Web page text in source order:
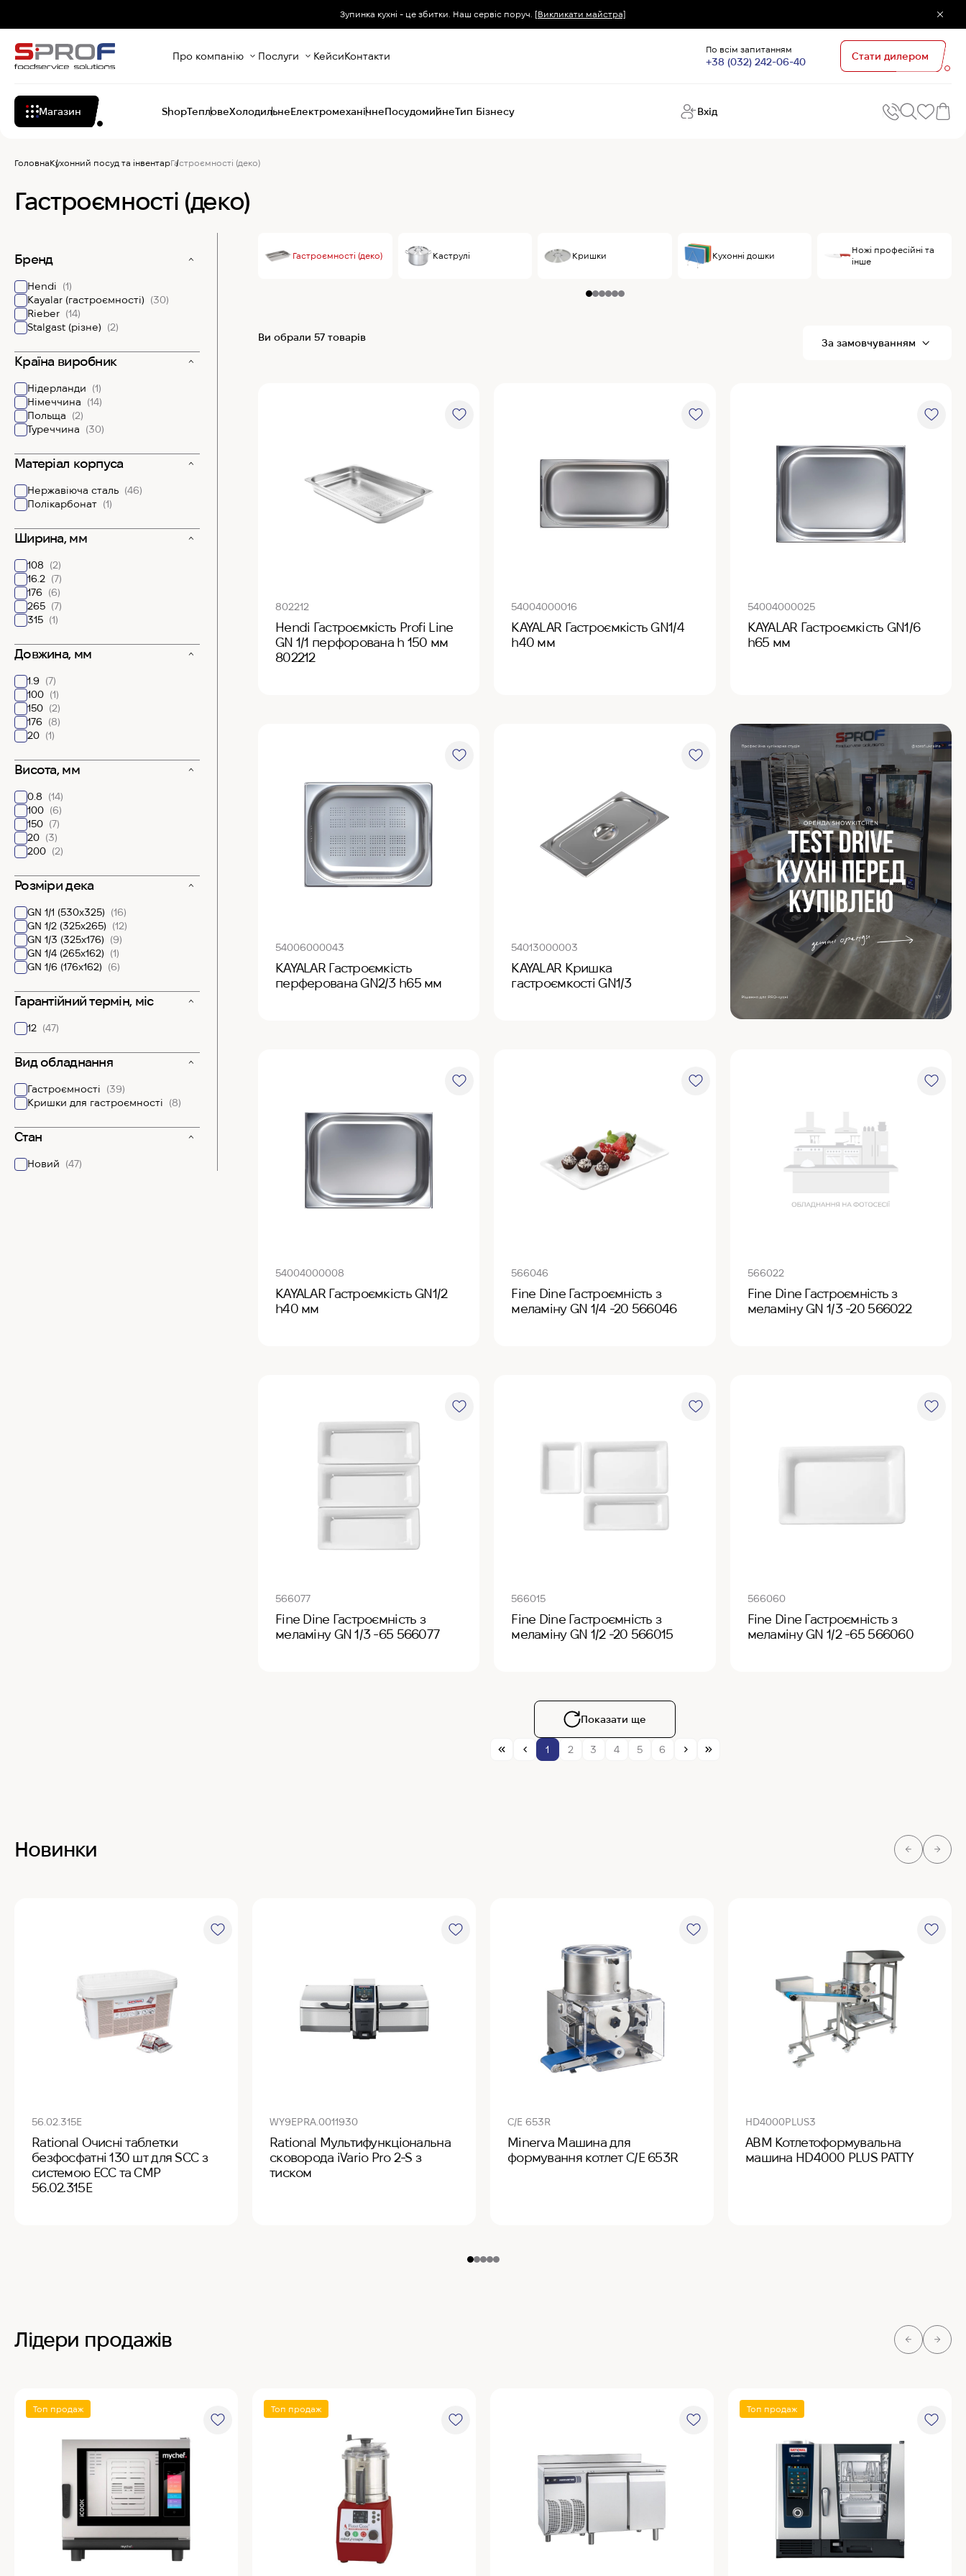
Зупинка кухні - це збитки. Наш сервіс поруч. [Викликати майстра]
Про компанію Послуги КейсиКонтакти
По всім запитанням
+38 (032) 242-06-40 Стати дилером
Магазин ShopТепловеХолодильнеЕлектромеханічнеПосудомийнеТип Бізнесу Вхід
ГоловнаКухонний посуд та інвентарГастроємності (деко)
Гастроємності (деко)
Бренд
Hendi
(1)
Kayalar (гастроємності)
(30)
Rieber (14)
Stalgast (різне)
(2)
Країна виробник
Нідерланди
(1)
Німеччина
(14)
Польща
(2)
Туреччина
(30)
Матеріал корпуса
Нержавіюча сталь (46)
Полікарбонат (1)
Ширина, мм
108
(2)
16.2
(7)
176 (6)
265 (7)
315 (1)
Довжина, мм
1.9 (7)
100 (1)
150 (2)
176 (8)
20 (1)
Висота, мм
0.8
(14)
100 (6)
150 (7)
20 (3)
200 (2)
Розміри дека
GN 1/1 (530х325)
(16)
GN 1/2 (325х265)
(12)
GN 1/3 (325х176)
(9)
GN 1/4 (265x162)
(1)
GN 1/6 (176х162)
(6)
Гарантійний термін, міс
12 (47)
Вид обладнання
Гастроємності
(39)
Кришки для гастроємності
(8)
Стан
Новий (47)
Гастроємності (деко) Каструлі Кришки Кухонні дошки
Ножі професійні та
інше
Ви обрали 57 товарів
802212
Hendi Гастроємкість Profi Line
GN 1/1 перфорована h 150 мм
802212
54004000016
KAYALAR Гастроємкість GN1/4
h40 мм
54004000025
KAYALAR Гастроємкість GN1/6
h65 мм
54006000043
KAYALAR Гастроємкість
перферована GN2/3 h65 мм
54013000003
KAYALAR Кришка
гастроємкості GN1/3
54004000008
KAYALAR Гастроємкість GN1/2
h40 мм
566046
Fine Dine Гастроємність з
меламіну GN 1/4 -20 566046
566022
Fine Dine Гастроємність з
меламіну GN 1/3 -20 566022
566077
Fine Dine Гастроємність з
меламіну GN 1/3 -65 566077
566015
Fine Dine Гастроємність з
меламіну GN 1/2 -20 566015
566060
Fine Dine Гастроємність з
меламіну GN 1/2 -65 566060
Показати ще
1 2 3 4 5 6
Новинки
56.02.315E
Rational Очисні таблетки
безфосфатні 130 шт для SCC з
системою ECC та CMP
56.02.315E
WY9EPRA.0011930
Rational Мультифункціональна
сковорода iVario Pro 2-S з
тиском
C/E 653R
Minerva Машина для
формування котлет C/E 653R
HD4000PLUS3
ABM Котлетоформувальна
машина HD4000 PLUS PATTY
Лідери продажів
Топ продаж Топ продаж Топ продаж